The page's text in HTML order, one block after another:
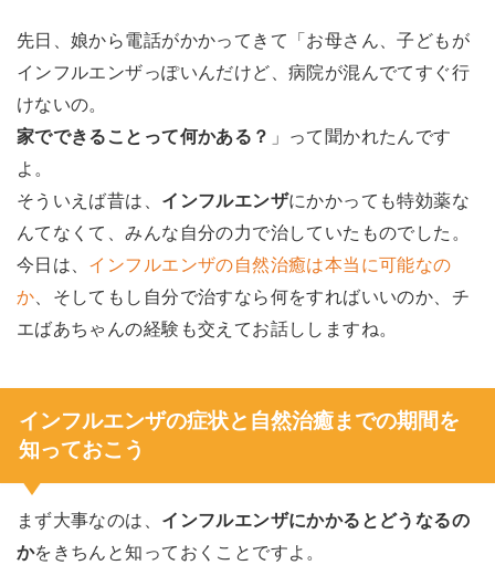
先日、娘から電話がかかってきて「お母さん、子どもが
インフルエンザっぽいんだけど、病院が混んでてすぐ行
けないの。
家でできることって何かある？ 」って聞かれたんです
よ。
そういえば昔は、 インフルエンザにかかっても特効薬な
んてなくて、みんな自分の力で治していたものでした。
今日は、 インフルエンザの自然治癒は本当に可能なの
か 、そしてもし自分で治すなら何をすればいいのか、チ
エばあちゃんの経験も交えてお話ししますね。
インフルエンザの症状と自然治癒までの期間を
知っておこう
まず大事なのは、 インフルエンザにかかるとどうなるの
かをきちんと知っておくことですよ。